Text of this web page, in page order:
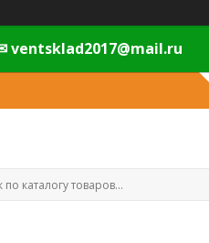
ventsklad2017@mail.ru